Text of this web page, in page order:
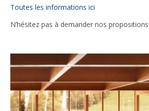
Toutes les informations ici
N’hésitez pas à demander nos
sont
du site